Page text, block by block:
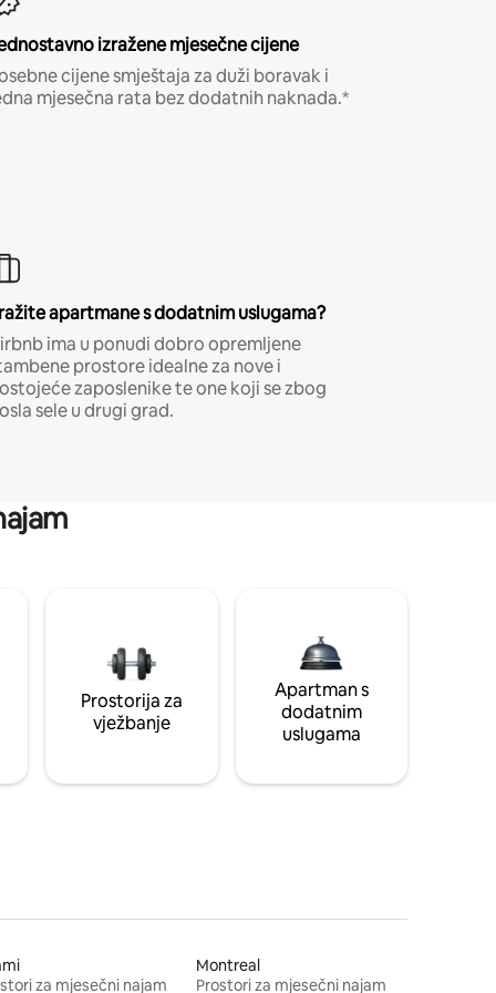
izražene mjesečne cijene
cijene smještaja za duži boravak i
mjesečna rata bez dodatnih naknada.*
apartmane s dodatnim uslugama?
ima u ponudi dobro opremljene
prostore idealne za nove i
zaposlenike te one koji se zbog
sele u drugi grad.
Prostorija za
vježbanje
Apartman s
dodatnim
uslugama
za mjesečni najam
Montreal
Prostori za mjesečni najam